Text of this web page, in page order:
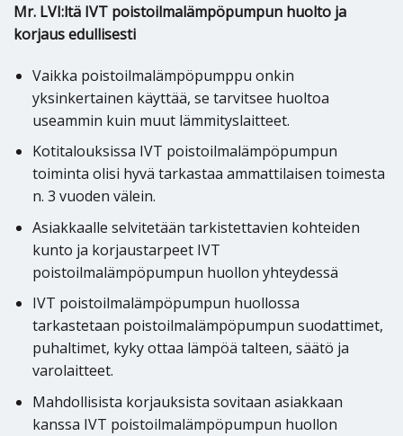
Mr. LVI:ltä IVT poistoilmalämpöpumpun huolto ja
korjaus edullisesti
Vaikka poistoilmalämpöpumppu onkin
yksinkertainen käyttää, se tarvitsee huoltoa
useammin kuin muut lämmityslaitteet.
Kotitalouksissa IVT poistoilmalämpöpumpun
toiminta olisi hyvä tarkastaa ammattilaisen toimesta
n. 3 vuoden välein.
Asiakkaalle selvitetään tarkistettavien kohteiden
kunto ja korjaustarpeet IVT
poistoilmalämpöpumpun huollon yhteydessä
IVT poistoilmalämpöpumpun huollossa
tarkastetaan poistoilmalämpöpumpun suodattimet,
puhaltimet, kyky ottaa lämpöä talteen, säätö ja
varolaitteet.
Mahdollisista korjauksista sovitaan asiakkaan
kanssa IVT poistoilmalämpöpumpun huollon